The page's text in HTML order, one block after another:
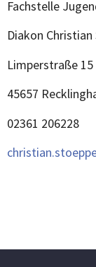
Fachstelle
Diakon
Limperstraße 15
45657
02361 206228